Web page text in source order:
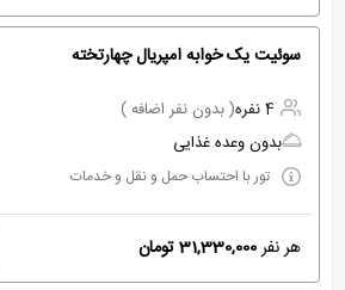
سوئیت یک خوابه امپریال چهارتخته
4 نفره
( بدون نفر اضافه )
بدون وعده غذایی
تور با احتساب حمل و نقل و خدمات
هر نفر31,330,000 تومان